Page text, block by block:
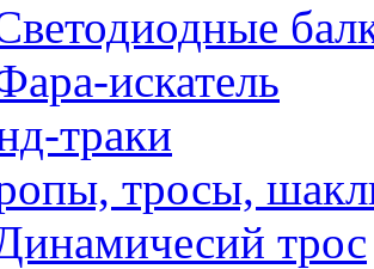
искатель
траки
тросы,
трос